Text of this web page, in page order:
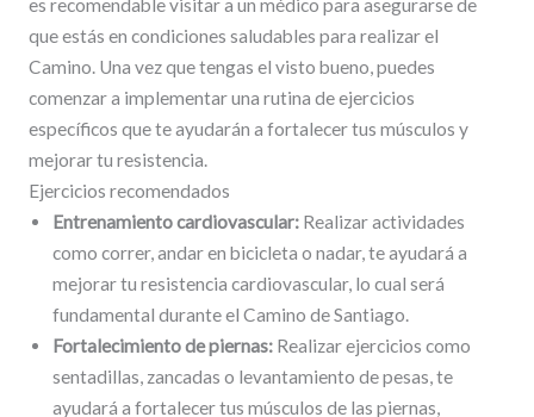
es recomendable visitar a un médico para asegurarse de
que estás en condiciones saludables para realizar el
Camino. Una vez que tengas el visto bueno, puedes
comenzar a implementar una rutina de ejercicios
específicos que te ayudarán a fortalecer tus músculos y
mejorar tu resistencia.
Ejercicios recomendados
Entrenamiento cardiovascular:Realizar actividades
como correr, andar en bicicleta o nadar, te ayudará a
mejorar tu resistencia cardiovascular, lo cual será
fundamental durante el Camino de Santiago.
Fortalecimiento de piernas:Realizar ejercicios como
sentadillas, zancadas o levantamiento de pesas, te
ayudará a fortalecer tus músculos de las piernas,